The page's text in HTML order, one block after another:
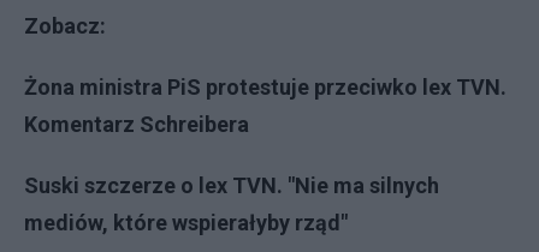
Zobacz:
Żona ministra PiS protestuje przeciwko lex TVN.
Komentarz Schreibera
Suski szczerze o lex TVN. "Nie ma silnych
mediów, które wspierałyby rząd"